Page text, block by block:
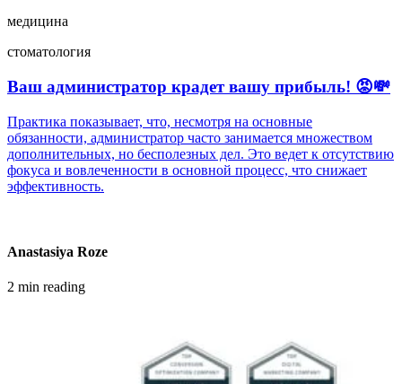
медицина
стоматология
Ваш администратор крадет вашу прибыль! 😡💸
Практика показывает, что, несмотря на основные
обязанности, администратор часто занимается множеством
дополнительных, но бесполезных дел. Это ведет к отсутствию
фокуса и вовлеченности в основной процесс, что снижает
эффективность.
Anastasiya Roze
2 min reading